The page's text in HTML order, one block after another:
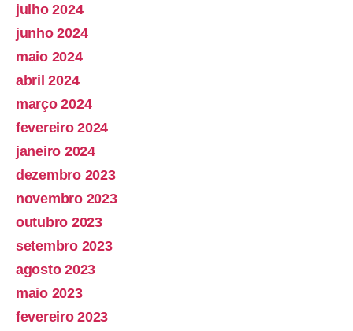
julho 2024
junho 2024
maio 2024
abril 2024
março 2024
fevereiro 2024
janeiro 2024
dezembro 2023
novembro 2023
outubro 2023
setembro 2023
agosto 2023
maio 2023
fevereiro 2023